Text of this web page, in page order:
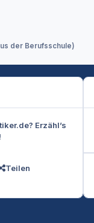
der Berufsschule)
Erzähl’s
Teilen